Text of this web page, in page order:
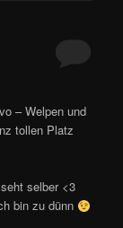
– Welpen und
tollen Platz
selber <3
bin zu dünn